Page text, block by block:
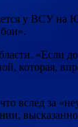
у ВСУ
«Если
которая,
вслед за